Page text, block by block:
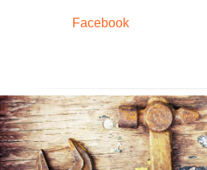
Facebook